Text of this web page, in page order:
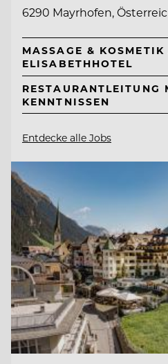
6290 Mayrhofen,
MASSAGE &
ELISABETHHOTEL
RESTAURANTLEITUNG
KENNTNISSEN
Entdecke alle Jobs